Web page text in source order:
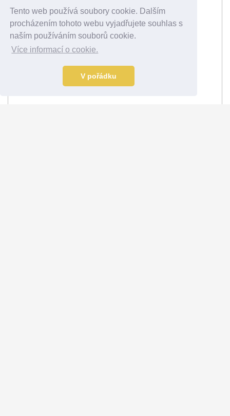
Tento web používá soubory cookie. Dalším
procházením tohoto webu vyjadřujete souhlas s
naším používáním souborů cookie.
Více informací o cookie.
V pořádku